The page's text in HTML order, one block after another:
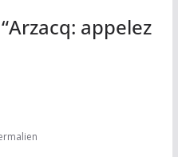
Arzacq: appelez